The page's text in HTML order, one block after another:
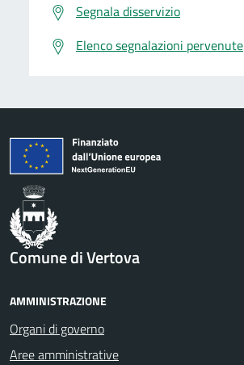
Segnala disservizio
Elenco segnalazioni pervenute
Comune di Vertova
AMMINISTRAZIONE
Organi di governo
Aree amministrative